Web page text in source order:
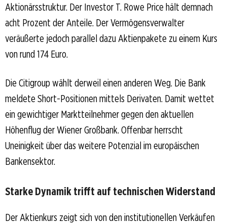
Aktionärsstruktur. Der Investor T. Rowe Price hält demnach
acht Prozent der Anteile. Der Vermögensverwalter
veräußerte jedoch parallel dazu Aktienpakete zu einem Kurs
von rund 174 Euro.
Die Citigroup wählt derweil einen anderen Weg. Die Bank
meldete Short-Positionen mittels Derivaten. Damit wettet
ein gewichtiger Marktteilnehmer gegen den aktuellen
Höhenflug der Wiener Großbank. Offenbar herrscht
Uneinigkeit über das weitere Potenzial im europäischen
Bankensektor.
Starke Dynamik trifft auf technischen Widerstand
Der Aktienkurs zeigt sich von den institutionellen Verkäufen